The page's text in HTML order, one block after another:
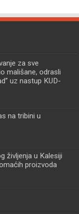
za sve
mališane, odrasli
uz nastup KUD-
na tribini u
življenja u Kalesiji
proizvoda